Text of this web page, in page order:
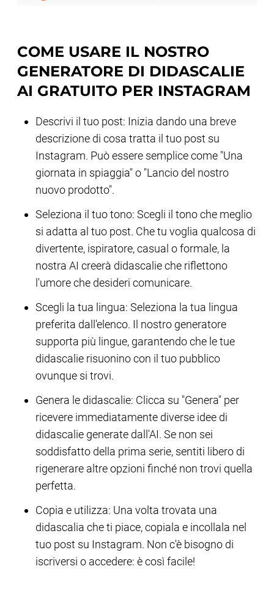
COME USARE IL NOSTRO
GENERATORE DI DIDASCALIE
AI GRATUITO PER INSTAGRAM
Descrivi il tuo post: Inizia dando una breve
descrizione di cosa tratta il tuo post su
Instagram. Può essere semplice come "Una
giornata in spiaggia" o "Lancio del nostro
nuovo prodotto".
Seleziona il tuo tono: Scegli il tono che meglio
si adatta al tuo post. Che tu voglia qualcosa di
divertente, ispiratore, casual o formale, la
nostra AI creerà didascalie che riflettono
l'umore che desideri comunicare.
Scegli la tua lingua: Seleziona la tua lingua
preferita dall'elenco. Il nostro generatore
supporta più lingue, garantendo che le tue
didascalie risuonino con il tuo pubblico
ovunque si trovi.
Genera le didascalie: Clicca su "Genera" per
ricevere immediatamente diverse idee di
didascalie generate dall'AI. Se non sei
soddisfatto della prima serie, sentiti libero di
rigenerare altre opzioni finché non trovi quella
perfetta.
Copia e utilizza: Una volta trovata una
didascalia che ti piace, copiala e incollala nel
tuo post su Instagram. Non c'è bisogno di
iscriversi o accedere: è così facile!